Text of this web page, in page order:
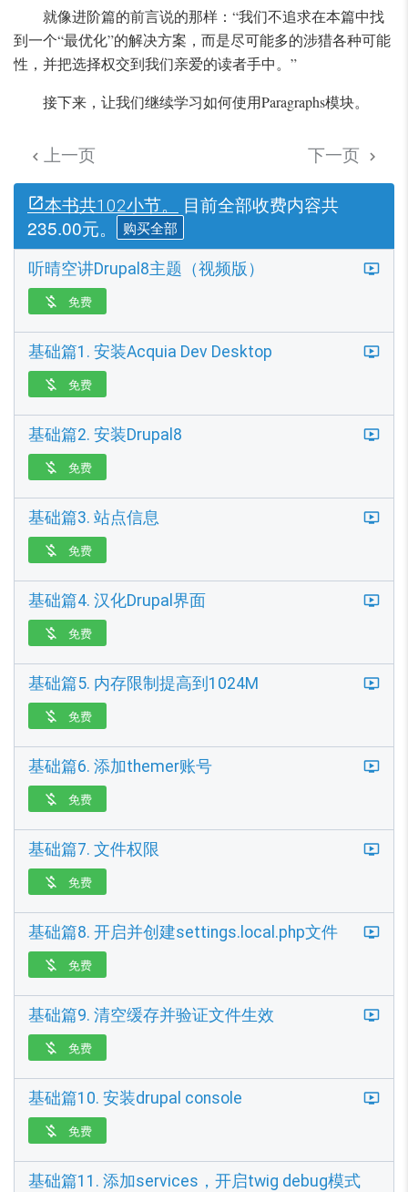
就像进阶篇的前言说的那样：“我们不追求在本篇中找
到一个“最优化”的解决方案，而是尽可能多的涉猎各种可能
性，并把选择权交到我们亲爱的读者手中。”
接下来，让我们继续学习如何使用Paragraphs模块。
 上一页 下一页 
本书共102小节。
目前全部收费内容共
235.00元。
购买全部
听晴空讲Drupal8主题（视频版）
 免费
基础篇1. 安装Acquia Dev Desktop
 免费
基础篇2. 安装Drupal8
 免费
基础篇3. 站点信息
 免费
基础篇4. 汉化Drupal界面
 免费
基础篇5. 内存限制提高到1024M
 免费
基础篇6. 添加themer账号
 免费
基础篇7. 文件权限
 免费
基础篇8. 开启并创建settings.local.php文件
 免费
基础篇9. 清空缓存并验证文件生效
 免费
基础篇10. 安装drupal console
 免费
基础篇11. 添加services，开启twig debug模式